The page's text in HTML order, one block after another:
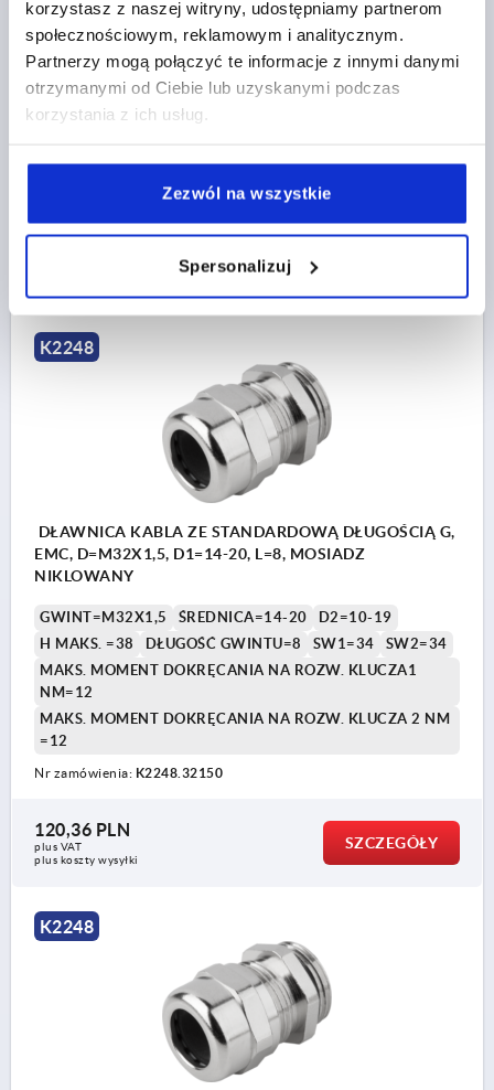
korzystasz z naszej witryny, udostępniamy partnerom
społecznościowym, reklamowym i analitycznym.
Partnerzy mogą połączyć te informacje z innymi danymi
otrzymanymi od Ciebie lub uzyskanymi podczas
korzystania z ich usług.
Zezwól na wszystkie
Spersonalizuj
GWINT=M25X1,5 ŚREDNICA=11-16
D2=8-14
H MAKS. =36,5
DŁUGOŚĆ GWINTU=7
SW1=27
SW2=27
MAKS. MOMENT DOKRĘCANIA NA ROZW. KLUCZA1
NM=6,7
=6,7
K2248.25150
K2248
DŁAWNICA KABLA ZE STANDARDOWĄ DŁUGOŚCIĄ G,
EMC, D=M32X1,5, D1=14-20, L=8, MOSIADZ
NIKLOWANY
GWINT=M32X1,5 ŚREDNICA=14-20
D2=10-19
H MAKS. =38
DŁUGOŚĆ GWINTU=8 SW1=34
SW2=34
MAKS. MOMENT DOKRĘCANIA NA ROZW. KLUCZA1
NM=12
MAKS. MOMENT DOKRĘCANIA NA ROZW. KLUCZA 2 NM
=12
Nr zamówienia: K2248.32150
120,36 PLN
plus VAT
plus koszty wysyłki
SZCZEGÓŁY
K2248